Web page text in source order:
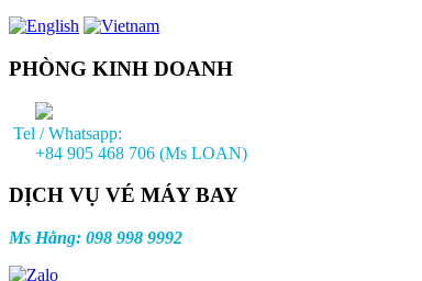
PHÒNG KINH DOANH
Tel / Whatsapp:
+84 905 468 706 (Ms LOAN)
DỊCH VỤ VÉ MÁY BAY
Ms Hằng: 098 998 9992